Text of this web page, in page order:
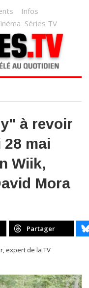
Infos
Séries TV
à revoir
28 mai
Wiik,
Mora
Partager
expert de la TV